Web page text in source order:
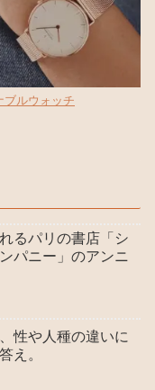
ブルウォッチ
るパリの書店「シ
パニー」のアンニ
性や人種の違いに
え。